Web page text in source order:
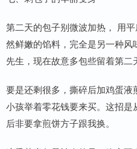
第二天的包子别微波加热， 用
然鲜嫩的馅料，完全是另一种
先生，现在故意多包些留着第二
要是还剩很多，撕碎后加鸡蛋
小孩举着零花钱要来买。这招
后非要拿煎饼方子跟我换。